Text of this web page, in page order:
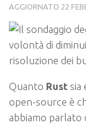
AGGIORNATO 22
Quanto Rust sia
open-source è
abbiamo